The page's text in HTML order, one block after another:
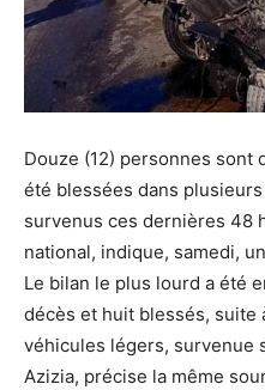
Douze (12) personnes sont
été blessées dans
survenus ces dernières 48
national, indique, samedi,
Le bilan le plus lourd a été
décès et huit blessés,
véhicules légers, survenue
Azizia, précise la même